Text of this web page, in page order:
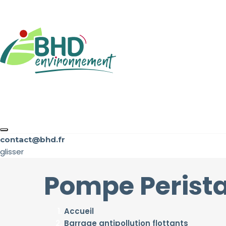
contact@bhd.fr
glisser
Pompe
Accueil
Barrage antipollution flottants